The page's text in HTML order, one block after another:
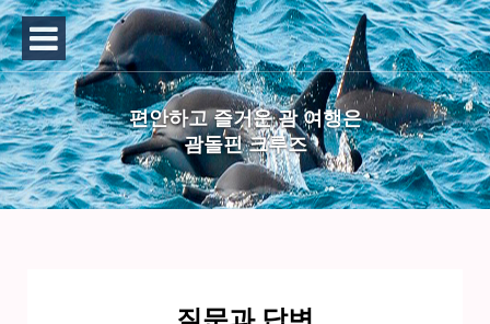
편안하고 즐거운 괌 여행은
괌돌핀 크루즈